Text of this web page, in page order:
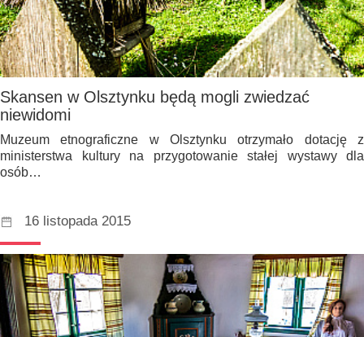
Skansen w Olsztynku będą mogli zwiedzać
niewidomi
Muzeum etnograficzne w Olsztynku otrzymało dotację z
ministerstwa kultury na przygotowanie stałej wystawy dla
osób…
16 listopada 2015